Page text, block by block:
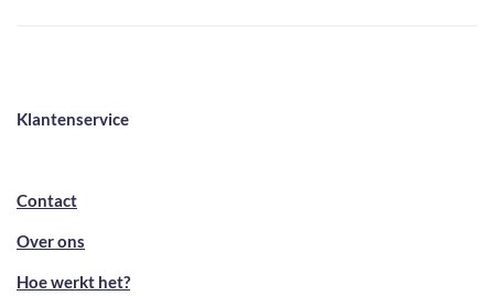
Klantenservice
Contact
Over ons
Hoe werkt het?